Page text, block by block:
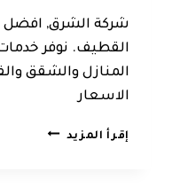
شركة الشرق, افضل
القطيف. نوفر
المنازل والشقق
الاسعار
إقرأ المزيد شركة